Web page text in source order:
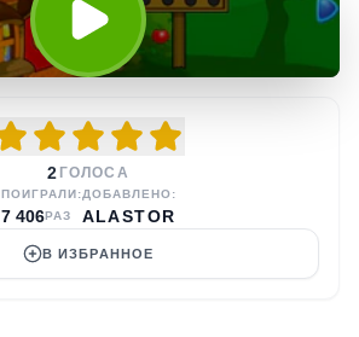
2 ГОЛОСА
ПОИГРАЛИ:
7 406РАЗ
ДОБАВЛЕНО:
ALASTOR
В ИЗБРАННОЕ